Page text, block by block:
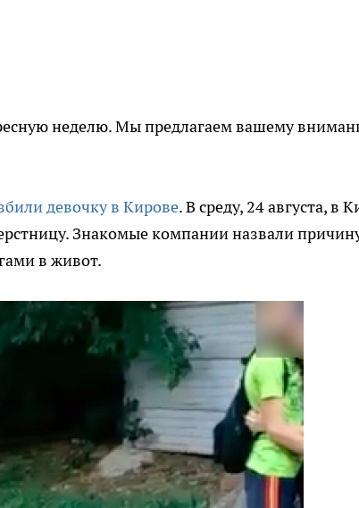
неделю. Мы предлагаем вашему
девочку в Кирове. В среду, 24 августа, в
Знакомые компании назвали
в живот.